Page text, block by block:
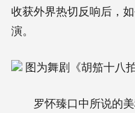
收获外界热切反响后，
演。
图为舞剧《胡笳十八
罗怀臻口中所说的美